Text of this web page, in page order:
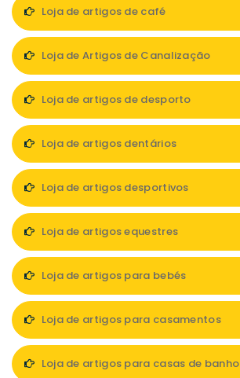
Loja de artigos de café
Loja de Artigos de Canalização
Loja de artigos de desporto
Loja de artigos dentários
Loja de artigos desportivos
Loja de artigos equestres
Loja de artigos para bebés
Loja de artigos para casamentos
Loja de artigos para casas de banho